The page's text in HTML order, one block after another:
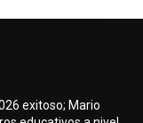
exitoso; Mario